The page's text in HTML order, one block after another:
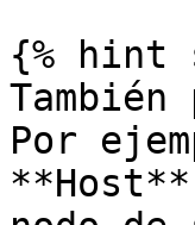
{% hint
Por